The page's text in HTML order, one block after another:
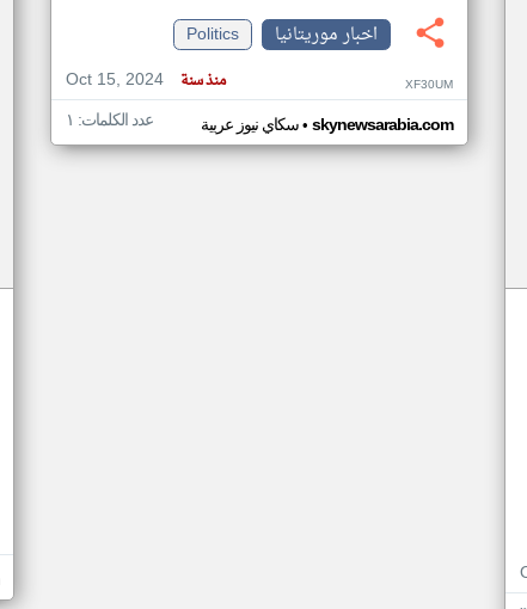
اخبار موريتانيا
Politics
Oct 15, 2024
منذ سنة XF30UM
سكاي نيوز عربية• skynewsarabia.com عدد الكلمات: ١